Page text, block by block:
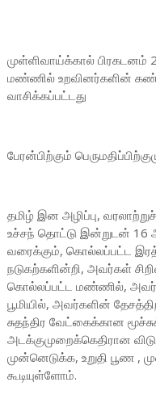
முள்ளிவாய்க்கால் பிரகடனம்
மண்ணில் உறவினர்களின்
வாசிக்கப்பட்டது
பேரன்பிற்கும்
தமிழ் இன அழிப்பு,
உச்சந் தொட்டு இன்றுடன்
வரைக்கும், கொல்லப்பட்ட
நடுகற்களின்றி, அவர்கள்
கொல்லப்பட்ட மண்ணில்,
பூமியில், அவர்களின்
சுதந்திர வேட்கைக்கான
அடக்குமுறைக்கெதிரான
முன்னெடுக்க, உறுதி பூண ,
கூடியுள்ளோம்.